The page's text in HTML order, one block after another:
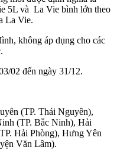
5L và La Vie bình lớn theo
La Vie.
không áp dụng cho các
02 đến ngày 31/12.
(TP. Thái Nguyên),
(TP. Bắc Ninh), Hải
Hải Phòng), Hưng Yên
Văn Lâm).